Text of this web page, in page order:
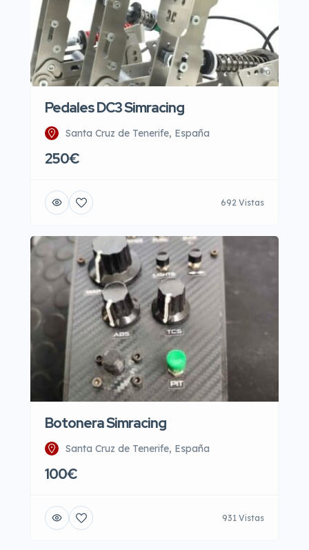
Pedales DC3 Simracing
Santa Cruz de Tenerife, España
250€
692 Vistas
Botonera Simracing
Santa Cruz de Tenerife, España
100€
931 Vistas